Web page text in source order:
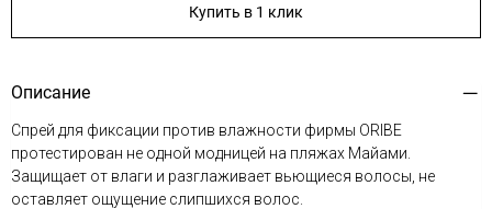
Купить в 1 клик
Описание
Спрей для фиксации против влажности фирмы ORIBE
протестирован не одной модницей на пляжах Майами.
Защищает от влаги и разглаживает вьющиеся волосы, не
оставляет ощущение слипшихся волос.